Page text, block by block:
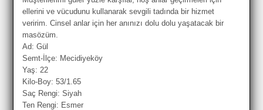
ellerini ve vücudunu kullanarak sevgili tadında bir hizmet
veririm. Cinsel anlar için her anınızı dolu dolu yaşatacak bir
masözüm.
Ad: Gül
Semt-İlçe: Mecidiyeköy
Yaş: 22
Kilo-Boy: 53/1.65
Saç Rengi: Siyah
Ten Rengi: Esmer